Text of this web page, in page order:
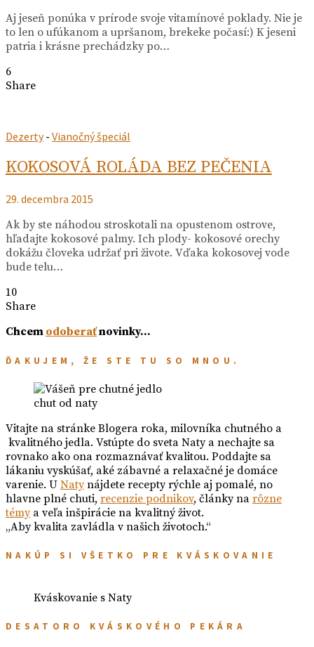
Aj jeseň ponúka v prírode svoje vitamínové poklady. Nie je
to len o ufúkanom a upršanom, brekeke počasí:) K jeseni
patria i krásne prechádzky po…
6
Share
Dezerty- Vianočný špeciál
KOKOSOVÁ ROLÁDA BEZ PEČENIA
29. decembra 2015
Ak by ste náhodou stroskotali na opustenom ostrove,
hľadajte kokosové palmy. Ich plody- kokosové orechy
dokážu človeka udržať pri živote. Vďaka kokosovej vode
bude telu…
10
Share
Chcem odoberaťnovinky…
ĎAKUJEM, ŽE STE TU SO MNOU.
chut od naty
Vitajte na stránke Blogera roka, milovníka chutného a
kvalitného jedla. Vstúpte do sveta Naty a nechajte sa
rovnako ako ona rozmaznávať kvalitou. Poddajte sa
lákaniu vyskúšať, aké zábavné a relaxačné je domáce
varenie. U Natynájdete recepty rýchle aj pomalé, no
hlavne plné chuti, recenzie podnikov, články na rôzne
témya veľa inšpirácie na kvalitný život.
„Aby kvalita zavládla v našich životoch.“
NAKÚP SI VŠETKO PRE KVÁSKOVANIE
Kváskovanie s Naty
DESATORO KVÁSKOVÉHO PEKÁRA